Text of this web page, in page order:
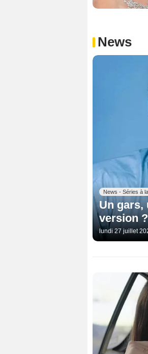
News
News - Séries à
Un gars,
version ?
lundi 27 juillet